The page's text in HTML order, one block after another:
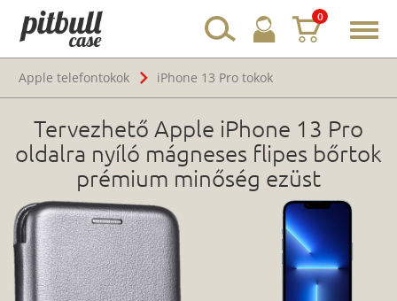
0
Apple telefontokok
iPhone 13 Pro tokok
Tervezhető Apple iPhone 13 Pro
oldalra nyíló mágneses flipes bőrtok
prémium minőség ezüst